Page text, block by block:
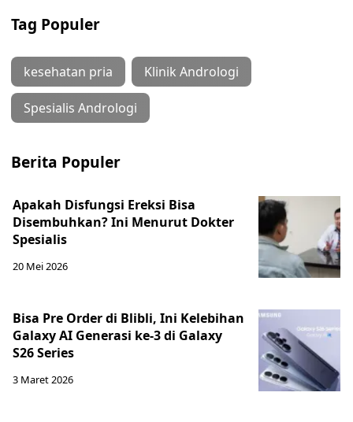
Tag Populer
kesehatan pria Klinik Andrologi
Spesialis Andrologi
Berita Populer
Apakah Disfungsi Ereksi Bisa
Disembuhkan? Ini Menurut Dokter
Spesialis
20 Mei 2026
Bisa Pre Order di Blibli, Ini Kelebihan
Galaxy AI Generasi ke-3 di Galaxy
S26 Series
3 Maret 2026